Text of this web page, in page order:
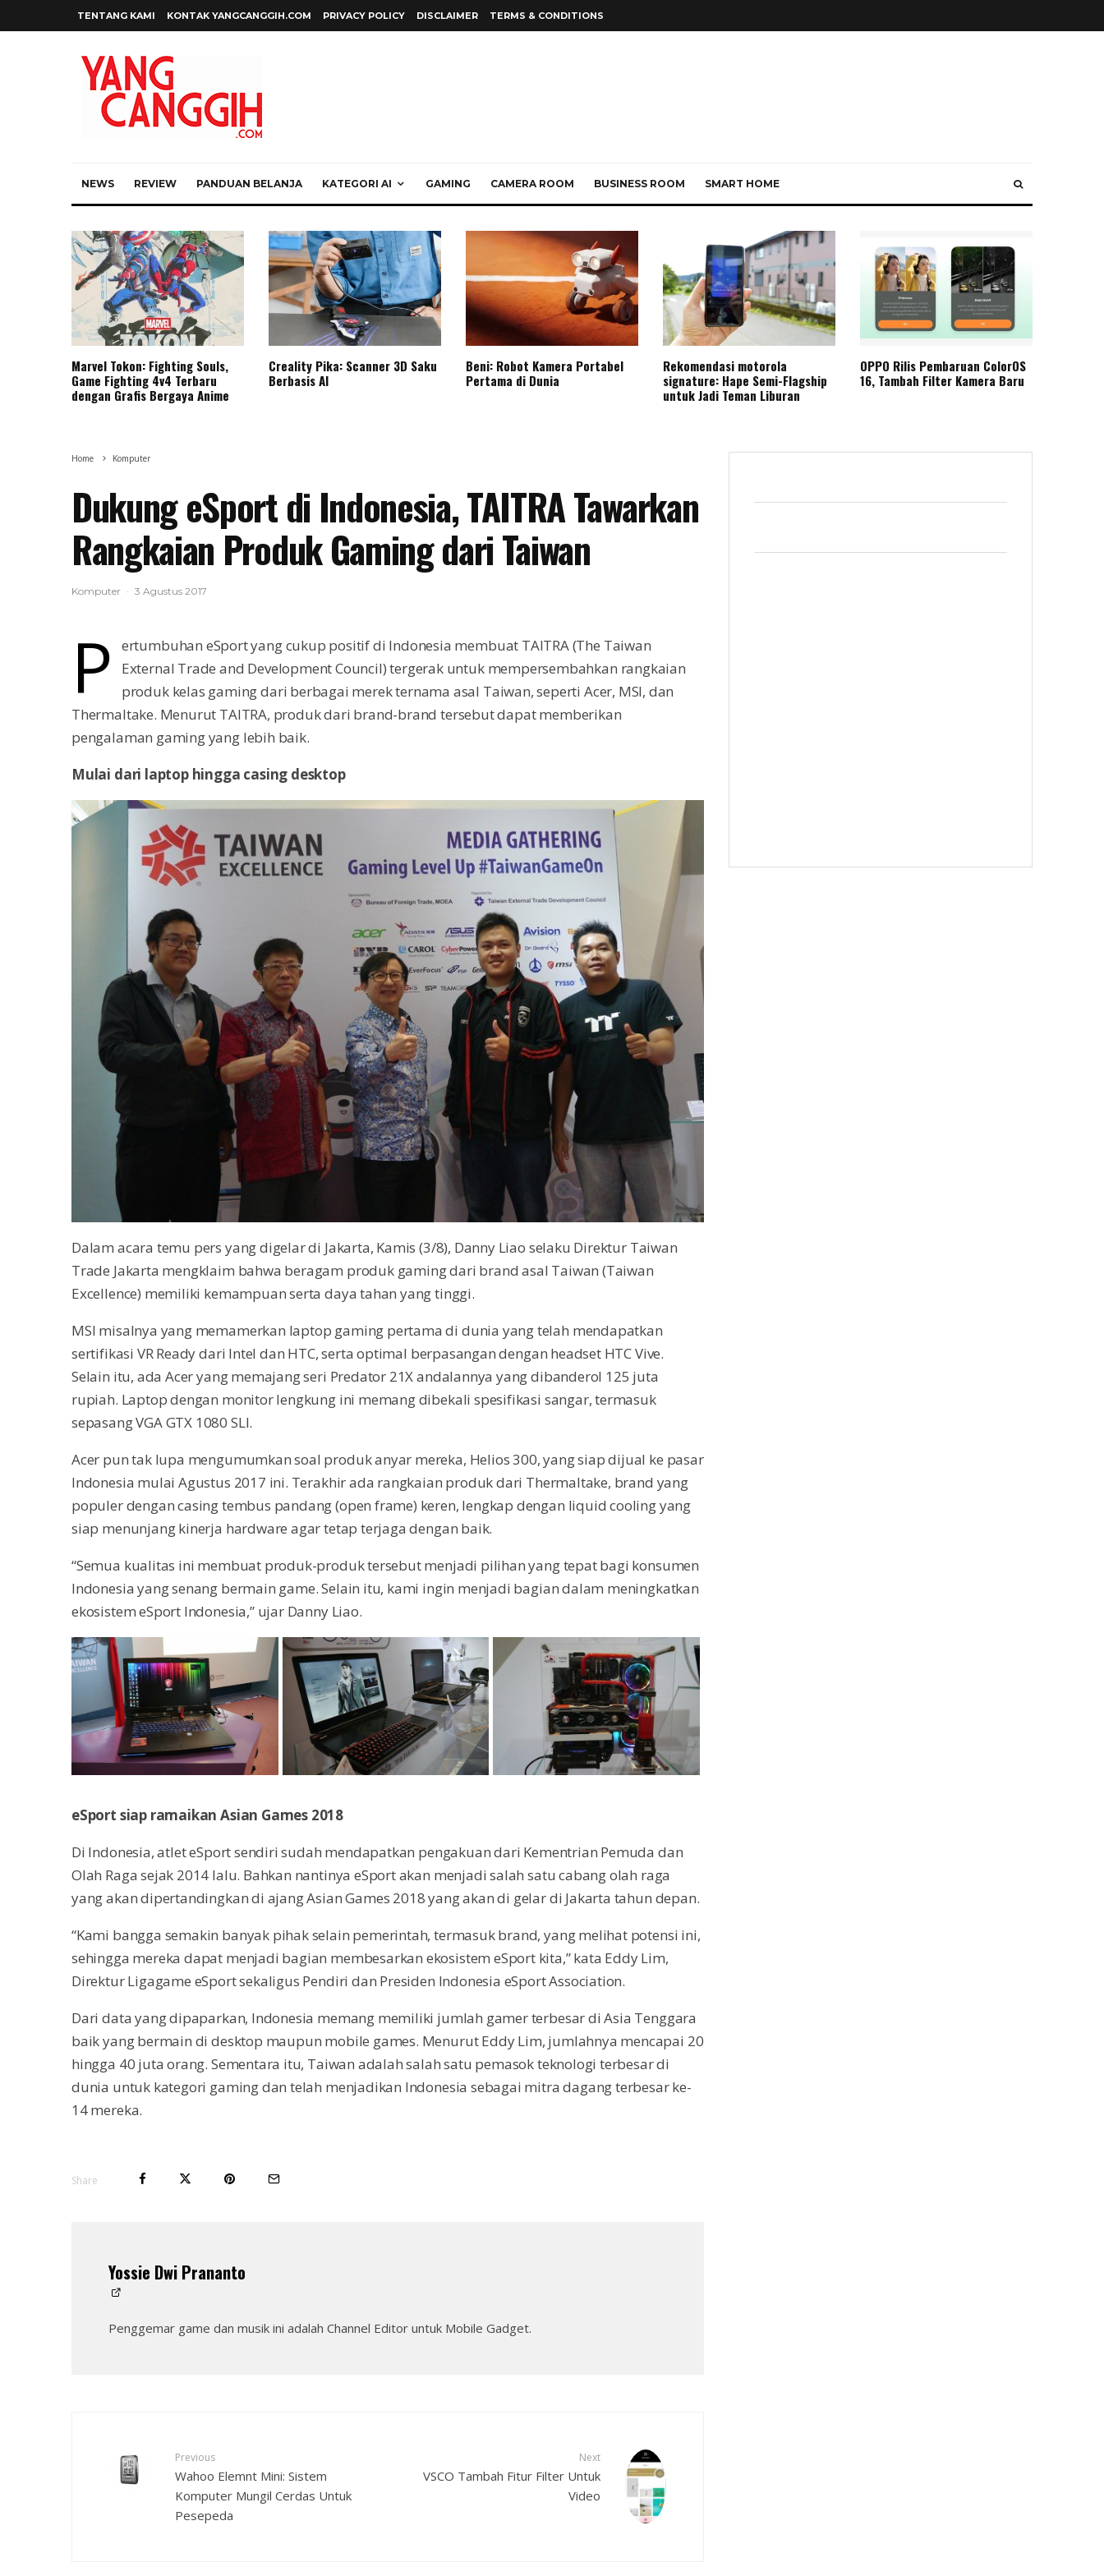
TENTANG KAMI KONTAK YANGCANGGIH.COM PRIVACY POLICY DISCLAIMER TERMS & CONDITIONS
NEWS REVIEW PANDUAN BELANJA KATEGORI AI GAMING CAMERA ROOM BUSINESS ROOM SMART HOME
Marvel Tokon: Fighting Souls,
Game Fighting 4v4 Terbaru
dengan Grafis Bergaya Anime
Creality Pika: Scanner 3D Saku
Berbasis AI
Beni: Robot Kamera Portabel
Pertama di Dunia
Rekomendasi motorola
signature: Hape Semi-Flagship
untuk Jadi Teman Liburan
OPPO Rilis Pembaruan ColorOS
16, Tambah Filter Kamera Baru
Home Komputer
Dukung eSport di Indonesia, TAITRA Tawarkan
Rangkaian Produk Gaming dari Taiwan
Komputer · 3 Agustus 2017
P
ertumbuhan eSport yang cukup positif di Indonesia membuat TAITRA (The Taiwan
External Trade and Development Council) tergerak untuk mempersembahkan rangkaian
produk kelas gaming dari berbagai merek ternama asal Taiwan, seperti Acer, MSI, dan
Thermaltake. Menurut TAITRA, produk dari brand-brand tersebut dapat memberikan
pengalaman gaming yang lebih baik.
Mulai dari laptop hingga casing desktop
Dalam acara temu pers yang digelar di Jakarta, Kamis (3/8), Danny Liao selaku Direktur Taiwan
Trade Jakarta mengklaim bahwa beragam produk gaming dari brand asal Taiwan (Taiwan
Excellence) memiliki kemampuan serta daya tahan yang tinggi.
MSI misalnya yang memamerkan laptop gaming pertama di dunia yang telah mendapatkan
sertifikasi VR Ready dari Intel dan HTC, serta optimal berpasangan dengan headset HTC Vive.
Selain itu, ada Acer yang memajang seri Predator 21X andalannya yang dibanderol 125 juta
rupiah. Laptop dengan monitor lengkung ini memang dibekali spesifikasi sangar, termasuk
sepasang VGA GTX 1080 SLI.
Acer pun tak lupa mengumumkan soal produk anyar mereka, Helios 300, yang siap dijual ke pasar
Indonesia mulai Agustus 2017 ini. Terakhir ada rangkaian produk dari Thermaltake, brand yang
populer dengan casing tembus pandang (open frame) keren, lengkap dengan liquid cooling yang
siap menunjang kinerja hardware agar tetap terjaga dengan baik.
“Semua kualitas ini membuat produk-produk tersebut menjadi pilihan yang tepat bagi konsumen
Indonesia yang senang bermain game. Selain itu, kami ingin menjadi bagian dalam meningkatkan
ekosistem eSport Indonesia,” ujar Danny Liao.
eSport siap ramaikan Asian Games 2018
Di Indonesia, atlet eSport sendiri sudah mendapatkan pengakuan dari Kementrian Pemuda dan
Olah Raga sejak 2014 lalu. Bahkan nantinya eSport akan menjadi salah satu cabang olah raga
yang akan dipertandingkan di ajang Asian Games 2018 yang akan di gelar di Jakarta tahun depan.
“Kami bangga semakin banyak pihak selain pemerintah, termasuk brand, yang melihat potensi ini,
sehingga mereka dapat menjadi bagian membesarkan ekosistem eSport kita,” kata Eddy Lim,
Direktur Ligagame eSport sekaligus Pendiri dan Presiden Indonesia eSport Association.
Dari data yang dipaparkan, Indonesia memang memiliki jumlah gamer terbesar di Asia Tenggara
baik yang bermain di desktop maupun mobile games. Menurut Eddy Lim, jumlahnya mencapai 20
hingga 40 juta orang. Sementara itu, Taiwan adalah salah satu pemasok teknologi terbesar di
dunia untuk kategori gaming dan telah menjadikan Indonesia sebagai mitra dagang terbesar ke-
14 mereka.
Share
Yossie Dwi Prananto
Penggemar game dan musik ini adalah Channel Editor untuk Mobile Gadget.
Previous
Wahoo Elemnt Mini: Sistem
Komputer Mungil Cerdas Untuk
Pesepeda
Next
VSCO Tambah Fitur Filter Untuk
Video